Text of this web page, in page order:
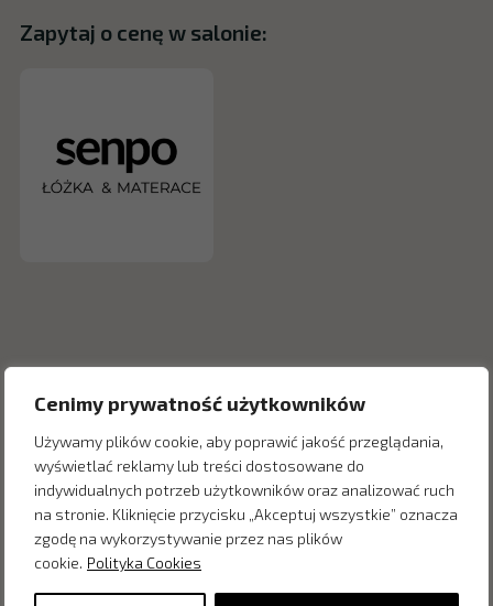
Cenimy prywatność użytkowników
Używamy plików cookie, aby poprawić jakość przeglądania,
wyświetlać reklamy lub treści dostosowane do
indywidualnych potrzeb użytkowników oraz analizować ruch
na stronie. Kliknięcie przycisku „Akceptuj wszystkie” oznacza
zgodę na wykorzystywanie przez nas plików
cookie. Polityka Cookies
Zapytaj o cenę w salonie:
Inne produkty z kategorii